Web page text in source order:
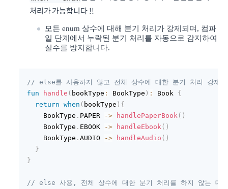
처리가 가능합니다 !!
모든 enum 상수에 대해 분기 처리가 강제되며, 컴파
일 단계에서 누락된 분기 처리를 자동으로 감지하여
실수를 방지합니다.
// else를 사용하지 않고 전체 상수에 대한 분기 처리 강제.
fun
handle ( bookType : BookType ) : Book {
return when ( bookType ) {
    BookType
. PAPER -> handlePaperBook ( )
    BookType
. EBOOK -> handleEbook ( )
    BookType
. AUDIO -> handleAudio ( )
}
}
// else 사용, 전체 상수에 대한 분기 처리를 하지 않는 대